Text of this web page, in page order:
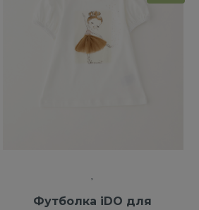
Футболка iDO для